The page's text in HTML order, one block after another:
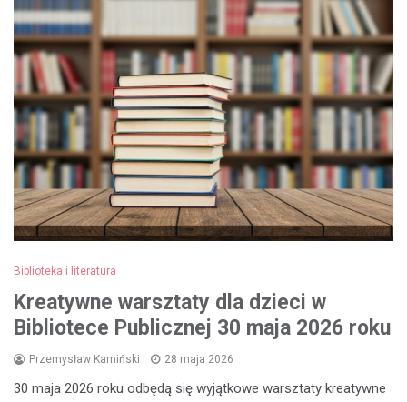
Biblioteka i literatura
Kreatywne warsztaty dla dzieci w
Bibliotece Publicznej 30 maja 2026 roku
Przemysław Kamiński 28 maja 2026
30 maja 2026 roku odbędą się wyjątkowe warsztaty kreatywne